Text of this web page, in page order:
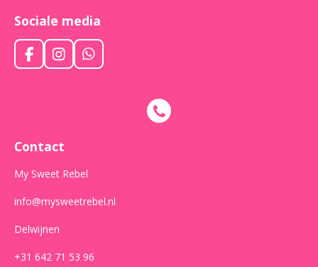
Sociale media
F
a
k
I
n
r
a
m
W
h
Contact
My Sweet Rebel
info@mysweetrebel.nl
Delwijnen
+31 642 71 53 96